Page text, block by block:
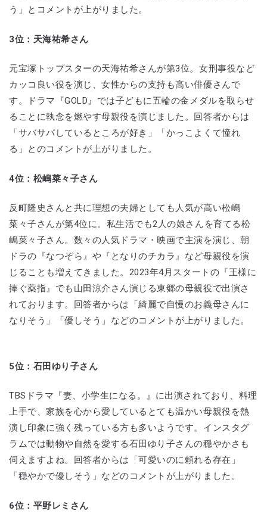
う」とコメントが上がりました。
3位：天海祐希さん
元宝塚トップスターの天海祐希さんが第3位。女刑事役など
カッコ良い役を演じ、女性からの支持も高い俳優さんで
す。ドラマ『GOLD』では子どもに五輪の金メダルを取らせ
ることに執念を燃やす母親役を演じました。回答者からは
「サバサバしているところが好き」「かっこよくて憧れ
る」とのコメントが上がりました。
4位：松嶋菜々子さん
反町隆史さんと共に理想の夫婦としても人気が高い松嶋
菜々子さんが第4位に。私生活でも2人の娘さんを育てる松
嶋菜々子さん。数々の人気ドラマ・映画で主演を演じ、朝
ドラの『なつぞら』や『となりのチカラ』など母親役を演
じることも増えてきました。2023年4月スタートの『王様に
捧ぐ薬指』でも山田涼介さん演じる東郷の母親役で出演さ
れております。回答者からは「綺麗で自慢のお義母さんに
なりそう」「優しそう」などのコメントが上がりました。
5位：石田ゆり子さん
TBSドラマ『妻、小学生になる。』に出演されており、料理
上手で、家族を心から愛しているとても温かい母親役を熱
演し印象に強く残っている方も多いようです。インスタグ
ラムでは動物や自然を愛する石田ゆり子さんの穏やかさも
伺えますよね。回答者からは「可愛いのに頼れる存在」
「穏やかで優しそう」などのコメントが上がりました。
6位：平野レミさん